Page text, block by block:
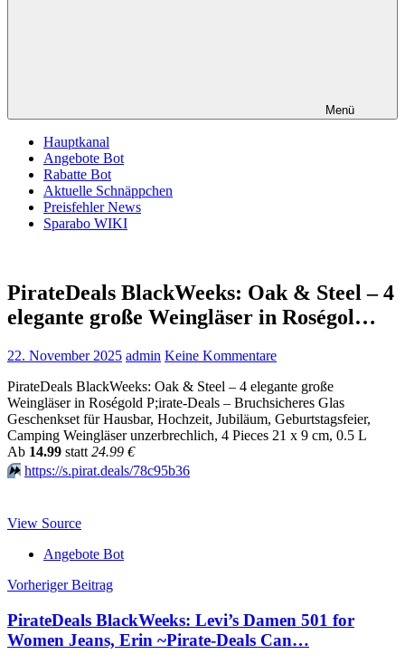
Menü
Hauptkanal
Angebote Bot
Rabatte Bot
Aktuelle Schnäppchen
Preisfehler News
Sparabo WIKI
PirateDeals BlackWeeks: Oak & Steel – 4
elegante große Weingläser in Roségol…
22. November 2025 admin Keine Kommentare
PirateDeals BlackWeeks: Oak & Steel – 4 elegante große
Weingläser in Roségold P;irate-Deals – Bruchsicheres Glas
Geschenkset für Hausbar, Hochzeit, Jubiläum, Geburtstagsfeier,
Camping Weingläser unzerbrechlich, 4 Pieces 21 x 9 cm, 0.5 L
Аb 14.99 statt 24.99 €
⏩️ https://s.pirat.deals/78c95b36
View Source
Angebote Bot
Beitragsnavigation
Vorheriger Beitrag
PirateDeals BlackWeeks: Levi’s Damen 501 for
Women Jeans, Erin ~Pirate-Deals Can…